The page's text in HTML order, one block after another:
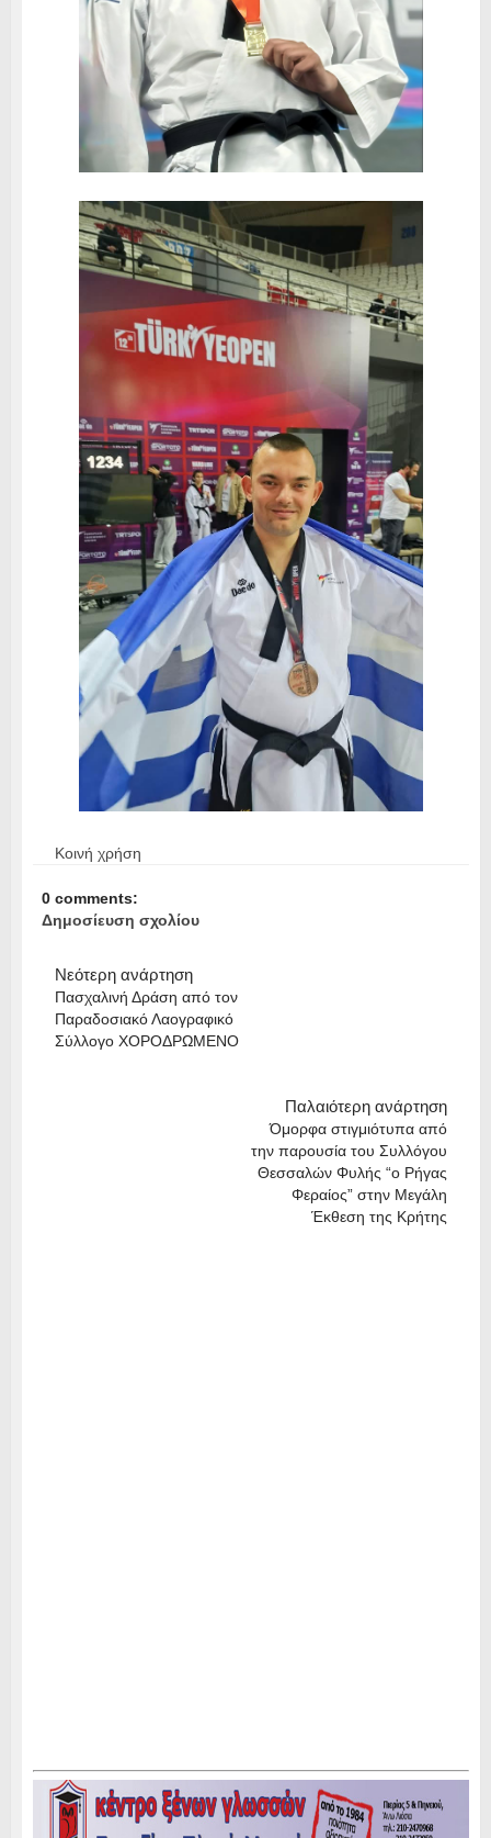
Κοινή χρήση
0 comments:
Δημοσίευση σχολίου
Νεότερη ανάρτηση
Πασχαλινή Δράση από τον
Παραδοσιακό Λαογραφικό
Σύλλογο ΧΟΡΟΔΡΩΜΕΝΟ
Παλαιότερη ανάρτηση
Όμορφα στιγμιότυπα από
την παρουσία του Συλλόγου
Θεσσαλών Φυλής “ο Ρήγας
Φεραίος” στην Μεγάλη
Έκθεση της Κρήτης